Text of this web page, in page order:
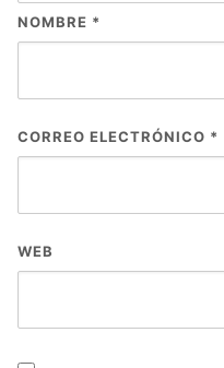
NOMBRE *
CORREO ELECTRÓNICO *
WEB